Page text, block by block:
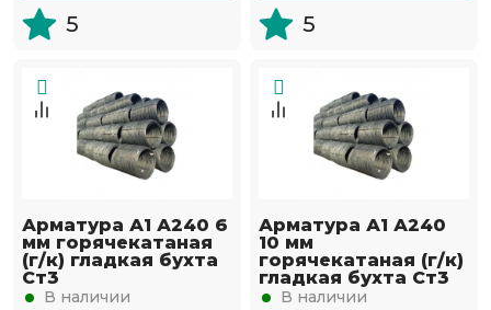
5 5
Арматура А1 А240 6
мм горячекатаная
(г/к) гладкая бухта
Ст3
В наличии
Арматура А1 А240
10 мм
горячекатаная (г/к)
гладкая бухта Ст3
В наличии